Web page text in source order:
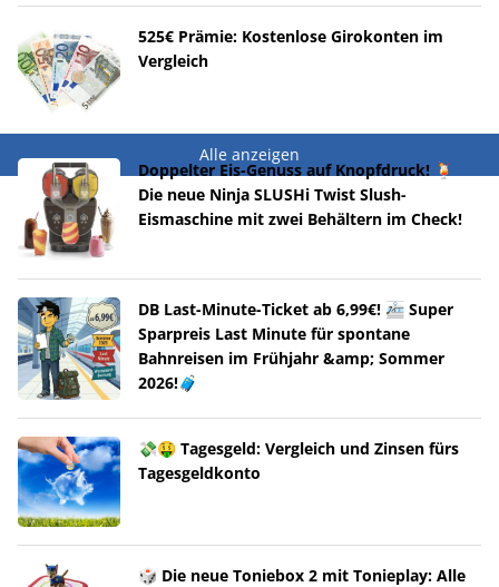
525€ Prämie: Kostenlose Girokonten im
Vergleich
Alle anzeigen
Doppelter Eis-Genuss auf Knopfdruck! 🍹
Die neue Ninja SLUSHi Twist Slush-
Eismaschine mit zwei Behältern im Check!
DB Last-Minute-Ticket ab 6,99€! 🚈 Super
Sparpreis Last Minute für spontane
Bahnreisen im Frühjahr &amp; Sommer
2026!🧳
💸🤑 Tagesgeld: Vergleich und Zinsen fürs
Tagesgeldkonto
🎲 Die neue Toniebox 2 mit Tonieplay: Alle